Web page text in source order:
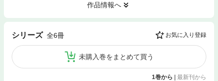
作品情報へ
シリーズ 全6冊 お気に入り登録
未購入巻をまとめて買う
1巻から | 最新刊から